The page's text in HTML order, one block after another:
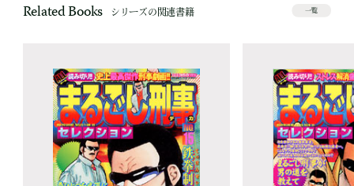
Related Books シリーズの関連書籍 一覧